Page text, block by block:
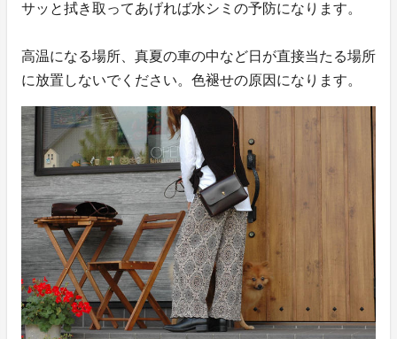
サッと拭き取ってあげれば水シミの予防になります。
高温になる場所、真夏の車の中など日が直接当たる場所
に放置しないでください。色褪せの原因になります。